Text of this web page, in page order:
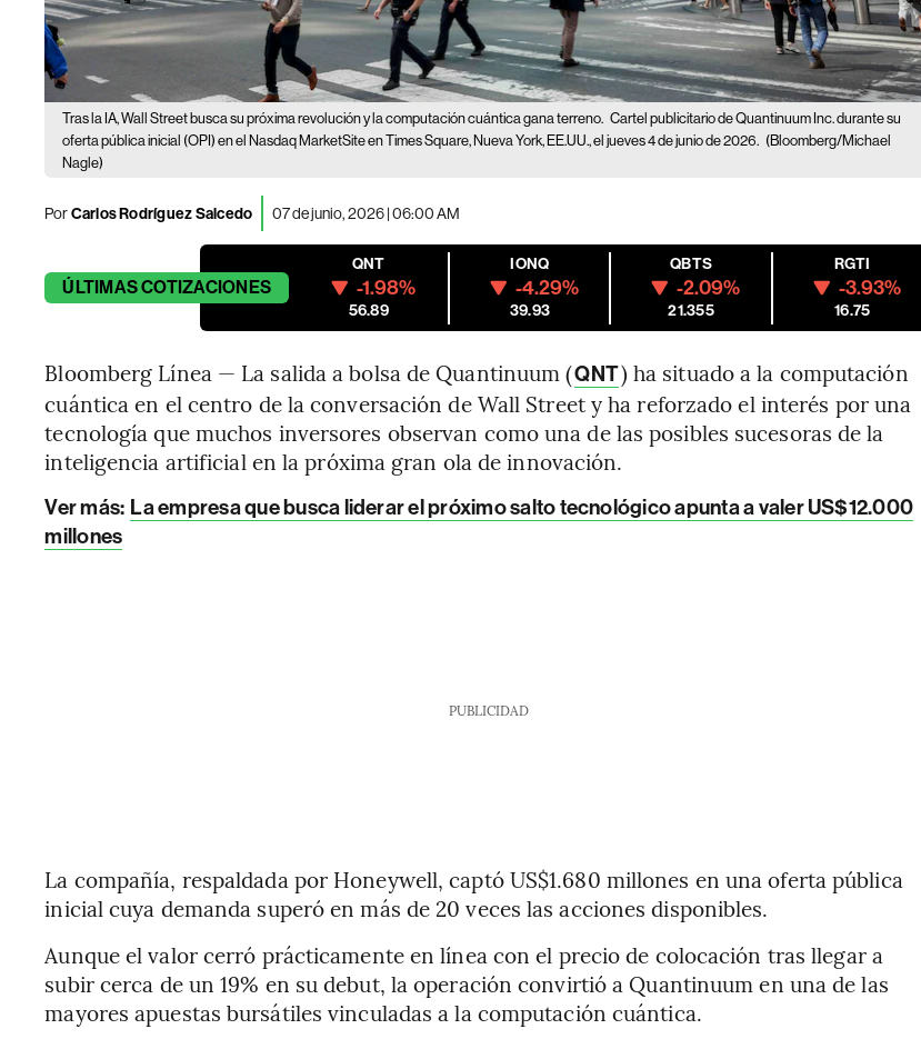
Tras la IA, Wall Street busca su próxima revolución y la computación cuántica gana terreno. Cartel publicitario de Quantinuum Inc. durante su
oferta pública inicial (OPI) en el Nasdaq MarketSite en Times Square, Nueva York, EE.UU., el jueves 4 de junio de 2026. (Bloomberg/Michael
Nagle)
PorCarlos Rodríguez Salcedo 07 de junio, 2026 | 06:00 AM
ÚLTIMASCOTIZACIONES
QNT
-1.98%
56.89
IONQ
-4.29%
39.93
QBTS
-2.09%
21.355
RGTI
-3.93%
16.75
Bloomberg Línea — La salida a bolsa de Quantinuum (QNT) ha situado a la computación
cuántica en el centro de la conversación de Wall Street y ha reforzado el interés por una
tecnología que muchos inversores observan como una de las posibles sucesoras de la
inteligencia artificial en la próxima gran ola de innovación.
Ver más: La empresa que busca liderar el próximo salto tecnológico apunta a valer US$12.000
millones
PUBLICIDAD
La compañía, respaldada por Honeywell, captó US$1.680 millones en una oferta pública
inicial cuya demanda superó en más de 20 veces las acciones disponibles.
Aunque el valor cerró prácticamente en línea con el precio de colocación tras llegar a
subir cerca de un 19% en su debut, la operación convirtió a Quantinuum en una de las
mayores apuestas bursátiles vinculadas a la computación cuántica.